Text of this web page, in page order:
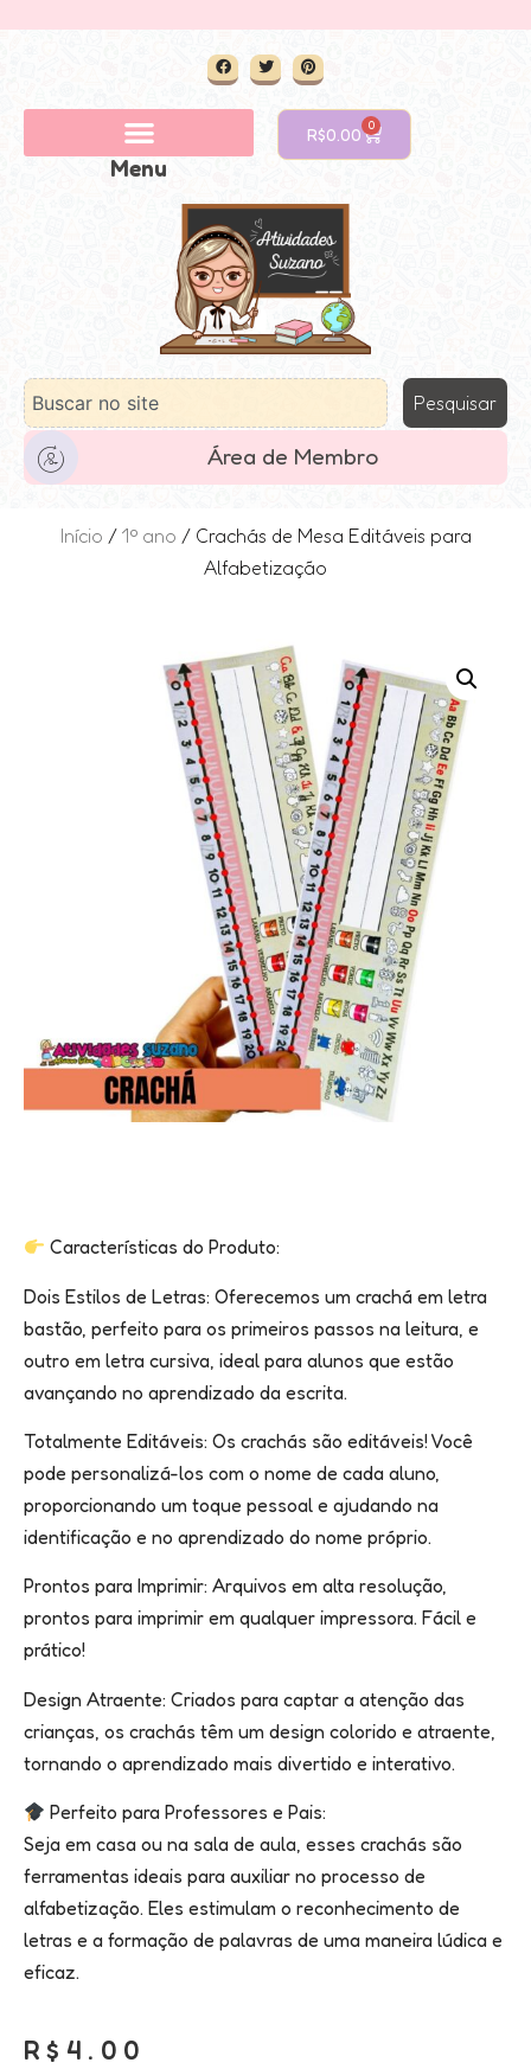
Menu
R$0.00 0
Pesquisar
Área de Membro
Início / 1º ano / Crachás de Mesa Editáveis para
Alfabetização
Características do Produto:
Dois Estilos de Letras: Oferecemos um crachá em letra
bastão, perfeito para os primeiros passos na leitura, e
outro em letra cursiva, ideal para alunos que estão
avançando no aprendizado da escrita.
Totalmente Editáveis: Os crachás são editáveis! Você
pode personalizá-los com o nome de cada aluno,
proporcionando um toque pessoal e ajudando na
identificação e no aprendizado do nome próprio.
Prontos para Imprimir: Arquivos em alta resolução,
prontos para imprimir em qualquer impressora. Fácil e
prático!
Design Atraente: Criados para captar a atenção das
crianças, os crachás têm um design colorido e atraente,
tornando o aprendizado mais divertido e interativo.
Perfeito para Professores e Pais:
Seja em casa ou na sala de aula, esses crachás são
ferramentas ideais para auxiliar no processo de
alfabetização. Eles estimulam o reconhecimento de
letras e a formação de palavras de uma maneira lúdica e
eficaz.
R$ 4.00